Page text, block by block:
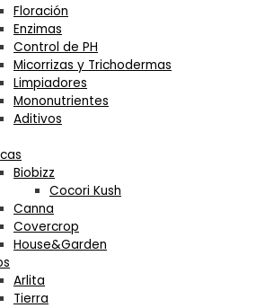
Floración
Enzimas
Control de PH
Micorrizas y Trichodermas
Limpiadores
Mononutrientes
Aditivos
Biobizz
Cocori Kush
Canna
Covercrop
House&Garden
Arlita
Tierra